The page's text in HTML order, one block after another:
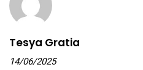
Tesya Gratia
14/06/2025